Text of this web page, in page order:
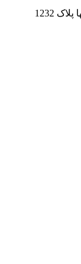
1232